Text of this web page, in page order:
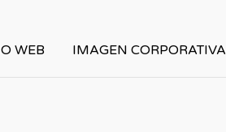
WEB IMAGEN CORPORATIVA